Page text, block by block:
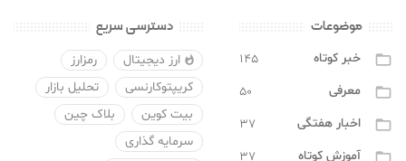
موضوعات

خبر کوتاه ۱۴۵
 معرفی ۵۰
 اخبار هفتگی ۳۷
 آموزش کوتاه ۳۷
دسترسی سریع
 ارز دیجیتال
رمزارز
کریپتوکارنسی
تحلیل بازار
بیت کوین
بلاک چین
سرمایه گذاری